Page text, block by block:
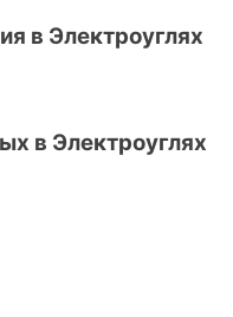
в Электроуглях
в Электроуглях